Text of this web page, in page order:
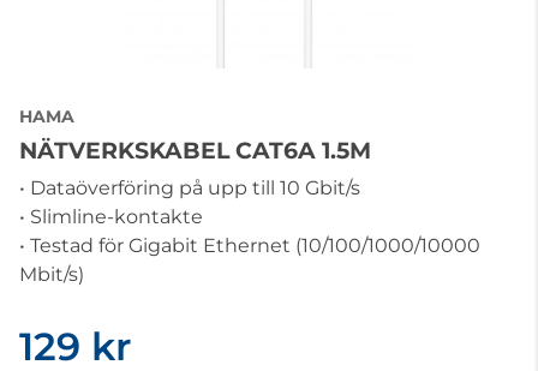
HAMA
NÄTVERKSKABEL CAT6A 1.5M
• Dataöverföring på upp till 10 Gbit/s
• Slimline-kontakte
• Testad för Gigabit Ethernet (10/100/1000/10000
Mbit/s)
129 kr